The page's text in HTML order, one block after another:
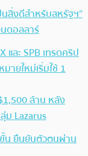
สิ่งดีสำหรับสหรัฐฯ”
ดอลลาร์
และ SPB เทรดคริป
ายใหม่เริ่มใช้ 1
ล้าน หลัง
ม Lazarus
น ยืนยันตัวตนผ่าน